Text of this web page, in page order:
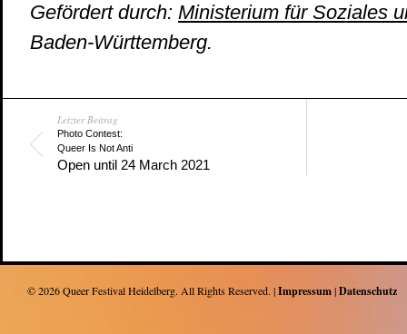
Gefördert durch: Ministerium für Soziales
Baden-Württemberg.
Letzter Beitrag
Photo Contest:
Queer Is Not Anti
Open until 24 March 2021
© 2026Queer Festival Heidelberg. All Rights Reserved. |Impressum|Datenschutz